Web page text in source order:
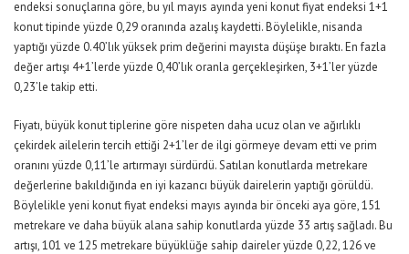
endeksi sonuçlarına göre, bu yıl mayıs ayında yeni konut fiyat endeksi 1+1
konut tipinde yüzde 0,29 oranında azalış kaydetti. Böylelikle, nisanda
yaptığı yüzde 0.40’lık yüksek prim değerini mayısta düşüşe bıraktı. En fazla
değer artışı 4+1’lerde yüzde 0,40’lık oranla gerçekleşirken, 3+1’ler yüzde
0,23’le takip etti.
Fiyatı, büyük konut tiplerine göre nispeten daha ucuz olan ve ağırlıklı
çekirdek ailelerin tercih ettiği 2+1’ler de ilgi görmeye devam etti ve prim
oranını yüzde 0,11’le artırmayı sürdürdü. Satılan konutlarda metrekare
değerlerine bakıldığında en iyi kazancı büyük dairelerin yaptığı görüldü.
Böylelikle yeni konut fiyat endeksi mayıs ayında bir önceki aya göre, 151
metrekare ve daha büyük alana sahip konutlarda yüzde 33 artış sağladı. Bu
artışı, 101 ve 125 metrekare büyüklüğe sahip daireler yüzde 0,22, 126 ve